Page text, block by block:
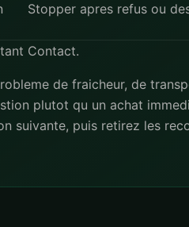
Stopper apres refus ou
Contact.
de fraicheur, de
plutot qu un achat
suivante, puis retirez les